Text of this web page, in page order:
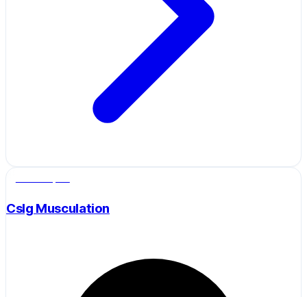
Cslg Musculation